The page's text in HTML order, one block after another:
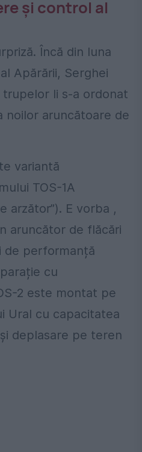
și control al
Încă din luna
Apărării, Serghei
li s-a ordonat
noilor aruncătoare de
variantă
TOS-1A
arzător”). E vorba ,
aruncător de flăcări
de performanță
cu
2 este montat pe
Ural cu capacitatea
deplasare pe teren